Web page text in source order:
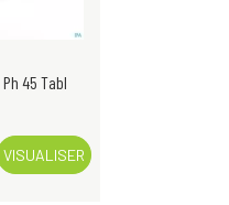
45 Tabl
VISUALISER